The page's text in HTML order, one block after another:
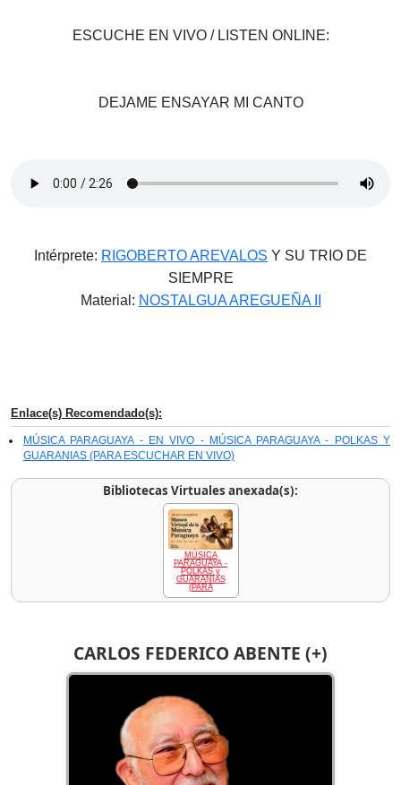
CARLOS FEDERICO ABENTE (+)
ESCUCHE EN VIVO / LISTEN ONLINE:
DEJAME ENSAYAR MI CANTO
Intérprete: RIGOBERTO AREVALOS Y SU TRIO DE
SIEMPRE
Material: NOSTALGUA AREGUEÑA II
Enlace(s) Recomendado(s):
MÚSICA PARAGUAYA - EN VIVO - MÚSICA PARAGUAYA - POLKAS Y
GUARANIAS (PARA ESCUCHAR EN VIVO)
Bibliotecas Virtuales anexada(s):
MÚSICA
PARAGUAYA -
POLKAS y
GUARANIAS
(PARA